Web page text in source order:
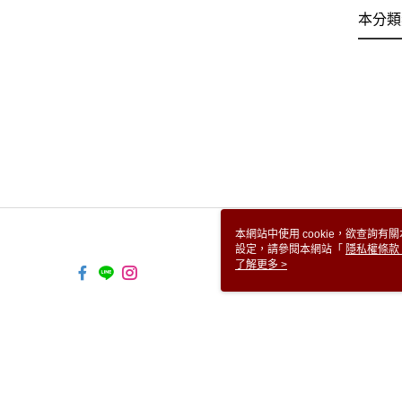
本分
本網站中使用 cookie，欲查詢有
設定，請參閱本網站「 隱私權條款
使用 cookie。
了解更多 >